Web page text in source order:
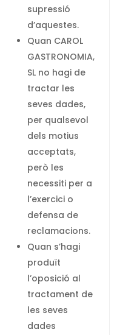
supressió
d’aquestes.
Quan CAROL
GASTRONOMIA,
SL no hagi de
tractar les
seves dades,
per qualsevol
dels motius
acceptats,
però les
necessiti per a
l’exercici o
defensa de
reclamacions.
Quan s’hagi
produït
l’oposició al
tractament de
les seves
dades